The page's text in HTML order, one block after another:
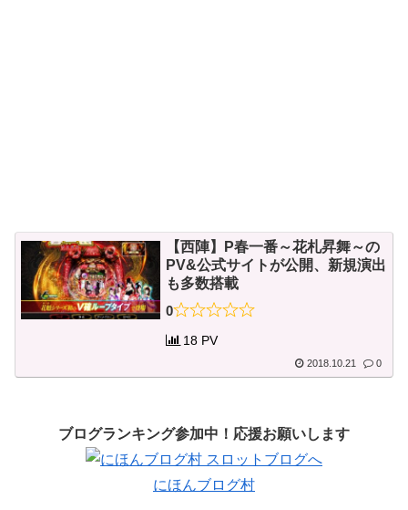
【西陣】P春一番～花札昇舞～の
PV&公式サイトが公開、新規演出
も多数搭載
0
18 PV
2018.10.21 0
ブログランキング参加中！応援お願いします
にほんブログ村